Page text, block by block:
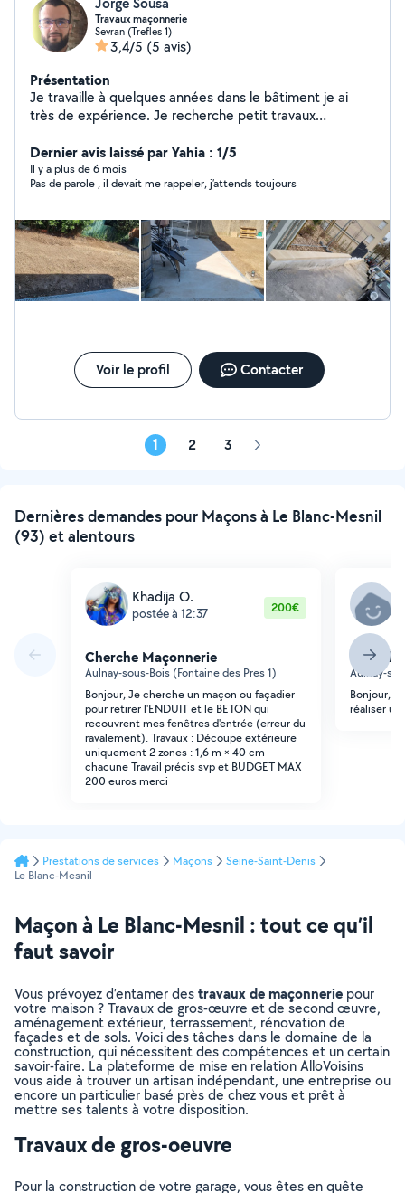
Travaux maçonnerie
Sevran (Trefles 1)
3,4/5 (5 avis)
Présentation
Je travaille à quelques années dans le bâtiment je ai
très de expérience. Je recherche petit travaux
Dernier avis laissé par Yahia : 1/5
Il y a plus de 6 mois
Pas de parole , il devait me rappeler, j’attends toujours
Voir le profil Contacter
1 2 3 Page
Dernières demandes pour Maçons à Le Blanc-Mesnil
(93) et alentours
Khadija O.
postée à 12:37 200€
Cherche Maçonnerie
Aulnay-sous-Bois (Fontaine des Pres 1)
Bonjour, Je cherche un maçon ou façadier
pour retirer l'ENDUIT et le BETON qui
recouvrent mes fenêtres d'entrée (erreur du
ravalement). Travaux : Découpe extérieure
uniquement 2 zones : 1,6 m × 40 cm
chacune Travail précis svp et BUDGET MAX
200 euros merci
Aulnay-
Bonjour,
réaliser
Prestations de services Maçons
Seine-Saint-Denis
Le Blanc-Mesnil
Maçon à Le Blanc-Mesnil : tout ce qu’il
faut savoir
Vous prévoyez d’entamer destravaux de maçonnerie pour
votre maison ? Travaux de gros-œuvre et de second œuvre,
aménagement extérieur, terrassement, rénovation de
façades et de sols. Voici des tâches dans le domaine de la
construction, qui nécessitent des compétences et un certain
savoir-faire. La plateforme de mise en relation AlloVoisins
vous aide à trouver un artisan indépendant, une entreprise ou
encore un particulier basé près de chez vous et prêt à
mettre ses talents à votre disposition.
Travaux de gros-oeuvre
Pour la construction de votre garage, vous êtes en quête